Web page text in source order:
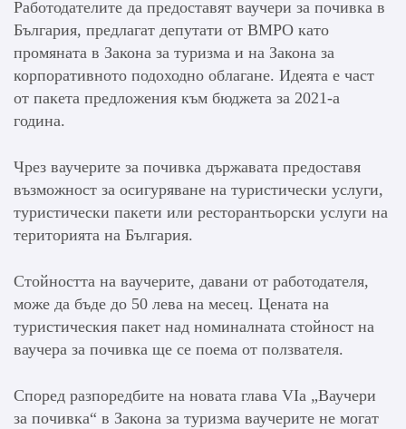
Работодателите да предоставят ваучери за почивка в
България, предлагат депутати от ВМРО като
промяната в Закона за туризма и на Закона за
корпоративното подоходно облагане. Идеята е част
от пакета предложения към бюджета за 2021-а
година.
Чрез ваучерите за почивка държавата предоставя
възможност за осигуряване на туристически услуги,
туристически пакети или ресторантьорски услуги на
територията на България.
Стойността на ваучерите, давани от работодателя,
може да бъде до 50 лева на месец. Цената на
туристическия пакет над номиналната стойност на
ваучера за почивка ще се поема от ползвателя.
Според разпоредбите на новата глава VIа „Ваучери
за почивка“ в Закона за туризма ваучерите не могат